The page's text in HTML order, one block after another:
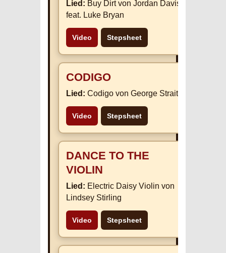
Lied: Buy Dirt von Jordan Davis
feat. Luke Bryan
Video Stepsheet
CODIGO
Lied: Codigo von George Strait
Video Stepsheet
DANCE TO THE
VIOLIN
Lied: Electric Daisy Violin von
Lindsey Stirling
Video Stepsheet